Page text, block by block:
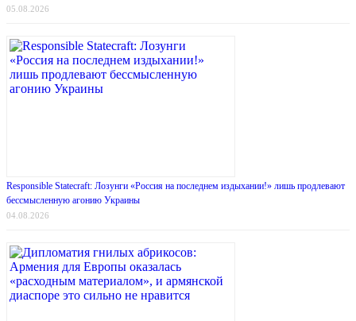
05.08.2026
Responsible Statecraft: Лозунги «Россия на последнем издыхании!» лишь продлевают
бессмысленную агонию Украины
04.08.2026